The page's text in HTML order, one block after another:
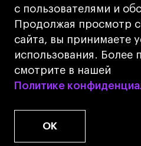
с пользователями и
Продолжая просмотр
сайта, вы принимаете
использования. Более
смотрите в нашей
Политике
Политике
OK
© 2026 БВШД
Дизайн
Разработка
Cetera